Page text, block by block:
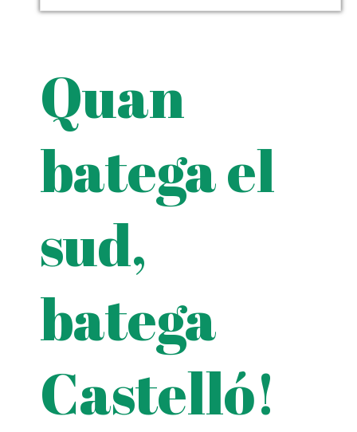
Quan
batega el
sud,
batega
Castelló!